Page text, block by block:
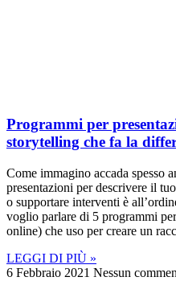
Programmi per
storytelling che fa la
Come immagino accada spesso
presentazioni per descrivere il
o supportare interventi è
voglio parlare di 5 programmi
online) che uso per creare un
LEGGI DI PIÙ »
6 Febbraio 2021 Nessun